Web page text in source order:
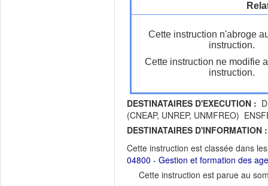
Cette instruction n'abroge
instruction.
Cette instruction ne modifie
instruction.
DESTINATAIRES D'EXECUTION :
(CNEAP, UNREP, UNMFREO)
DESTINATAIRES D'INFORMATION :
Cette instruction est classée dans
04800 - Gestion et formation des
Cette instruction est parue au